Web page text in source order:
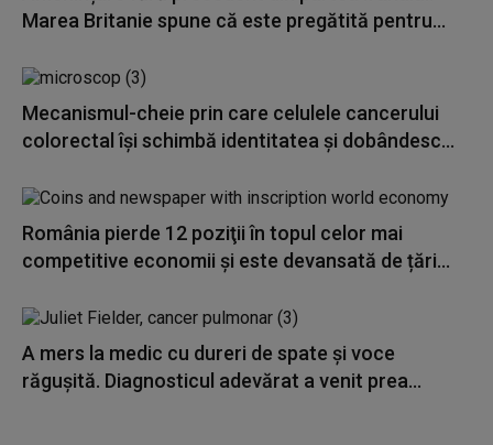
Marea Britanie spune că este pregătită pentru...
Mecanismul-cheie prin care celulele cancerului
colorectal îşi schimbă identitatea şi dobândesc...
România pierde 12 poziţii în topul celor mai
competitive economii și este devansată de țări...
A mers la medic cu dureri de spate și voce
răgușită. Diagnosticul adevărat a venit prea...